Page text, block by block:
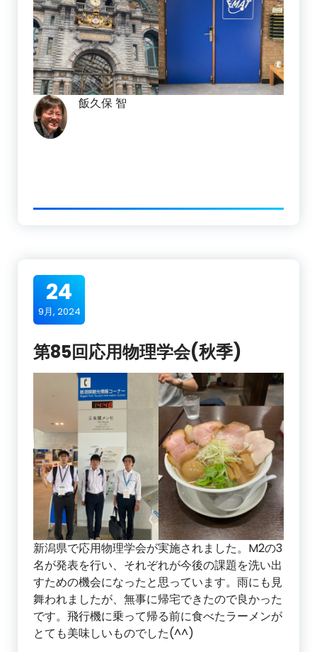
飯久保 智
24
9月, 2024
第85回応用物理学会(秋季)
新潟県で応用物理学会が実施されました。M2の3
名が発表を行い、それぞれが今後の課題を洗い出
すための機会になったと思っています。雨にも見
舞われましたが、無事に帰宅できたので良かった
です。飛行機に乗って帰る前に食べたラーメンが
とても美味しいものでした(^^)